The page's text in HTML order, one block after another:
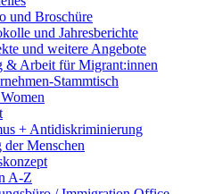
und Broschüre
und Jahresberichte
und weitere Angebote
& Arbeit für Migrant:innen
Stammtisch
+ Antidiskriminierung
der Menschen
A-Z